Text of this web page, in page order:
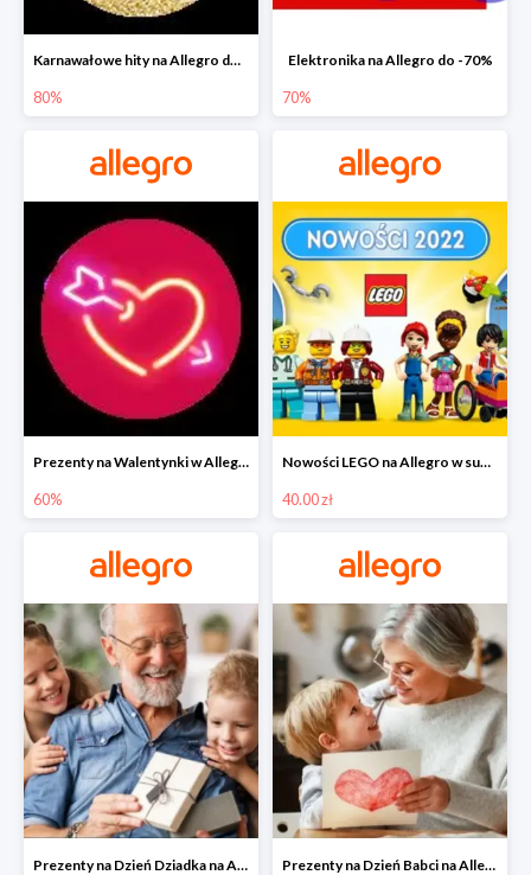
Karnawałowe hity na Allegro do -80%
80%
Elektronika na Allegro do -70%
70%
Prezenty na Walentynki w Allegro do -60%
60%
Nowości LEGO na Allegro w super cenach od 40 zł
40.00 zł
Prezenty na Dzień Dziadka na Allegro do -50% Prezenty na Dzień Babci na Allegro do -50%